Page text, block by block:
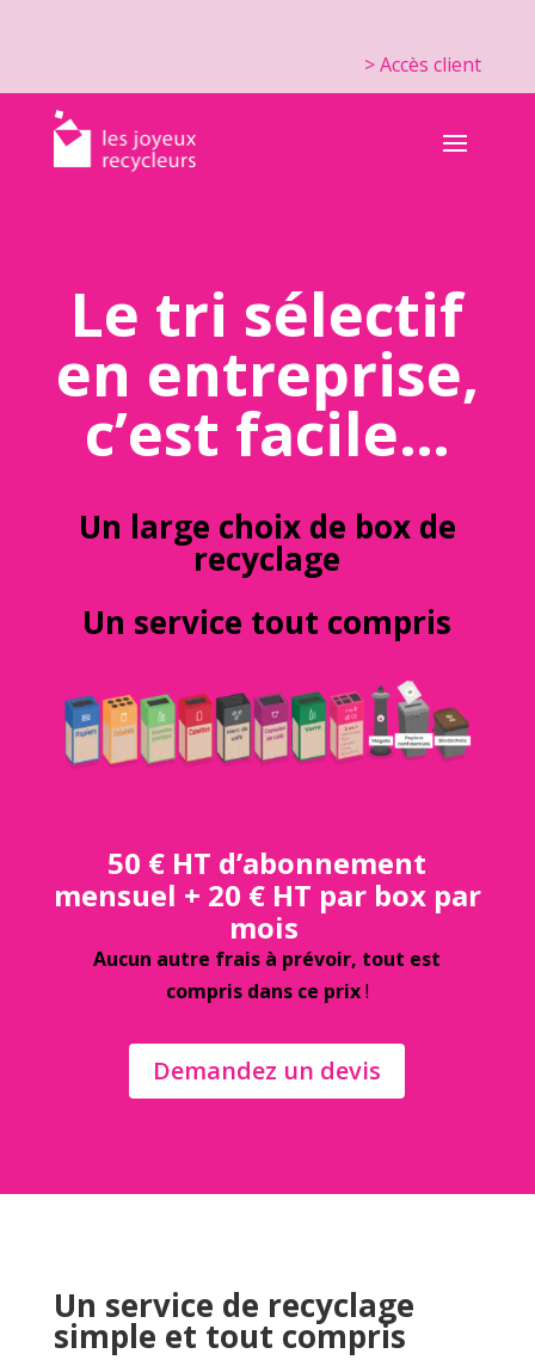
> Accès client
Le tri sélectif
en entreprise,
c’est facile…
Un large choix de box de
recyclage
Un service tout compris
50 € HT d’abonnement
mensuel + 20 € HT par box par
mois
Aucun autre frais à prévoir, tout est
compris dans ce prix!
Demandez un devis
Un service de recyclage
simple et tout compris